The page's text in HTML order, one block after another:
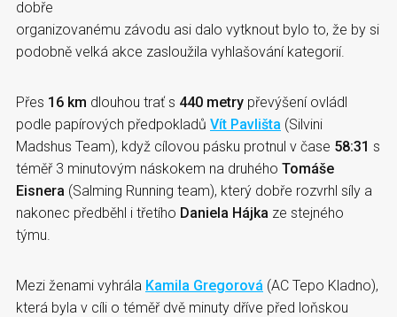
dobře
organizovanému závodu asi dalo vytknout bylo to, že by si
podobně velká akce zasloužila vyhlašování kategorií.
Přes 16 km dlouhou trať s 440 metry převýšení ovládl
podle papírových předpokladů Vít Pavlišta (Silvini
Madshus Team), když cílovou pásku protnul v čase 58:31 s
téměř 3 minutovým náskokem na druhého Tomáše
Eisnera (Salming Running team), který dobře rozvrhl síly a
nakonec předběhl i třetího Daniela Hájka ze stejného
týmu.
Mezi ženami vyhrála Kamila Gregorová (AC Tepo Kladno),
která byla v cíli o téměř dvě minuty dříve před loňskou